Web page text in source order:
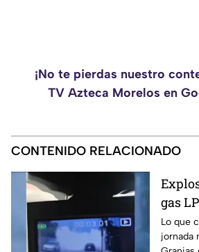
¡No te pierdas nuestro
TV Azteca Morelos en
CONTENIDO RELACIONADO
gas
Lo que
jornada